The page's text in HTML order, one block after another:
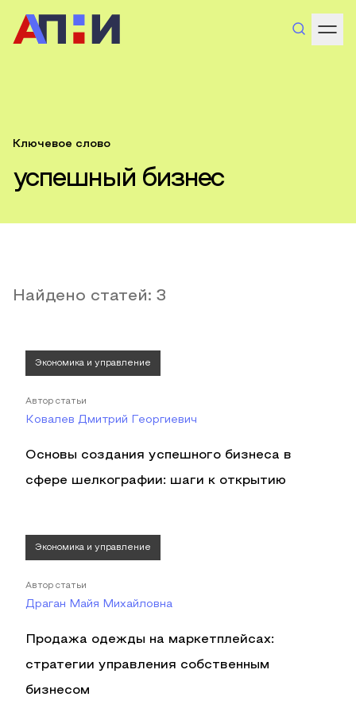
Ключевое слово
успешный бизнес
Найдено статей: 3
Экономика и управление
Автор статьи
Ковалев Дмитрий Георгиевич
Основы создания успешного бизнеса в
сфере шелкографии: шаги к открытию
Экономика и управление
Автор статьи
Драган Майя Михайловна
Продажа одежды на маркетплейсах:
стратегии управления собственным
бизнесом